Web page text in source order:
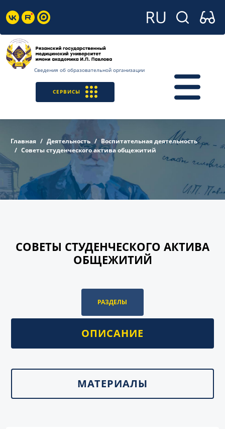
Сведения об образовательной организации
СЕРВИСЫ
Главная Деятельность
Воспитательная деятельность
Советы студенческого актива общежитий
СОВЕТЫ СТУДЕНЧЕСКОГО АКТИВА
ОБЩЕЖИТИЙ
РАЗДЕЛЫ
ОПИСАНИЕ
МАТЕРИАЛЫ